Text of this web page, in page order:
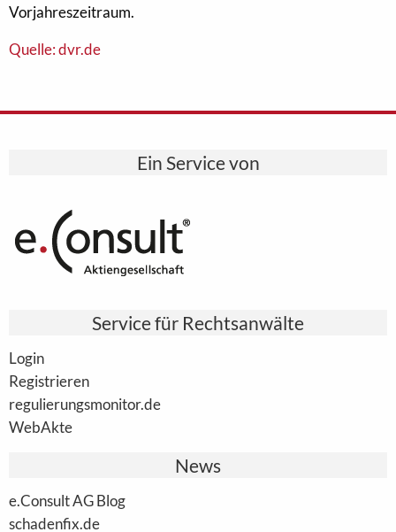
Vorjahreszeitraum.
Quelle: dvr.de
Ein Service von
Service für Rechtsanwälte
Login
Registrieren
regulierungsmonitor.de
WebAkte
News
e.Consult AG Blog
schadenfix.de